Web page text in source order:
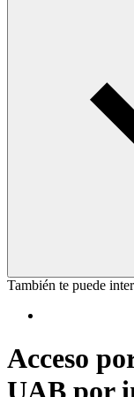
También te puede
Acceso